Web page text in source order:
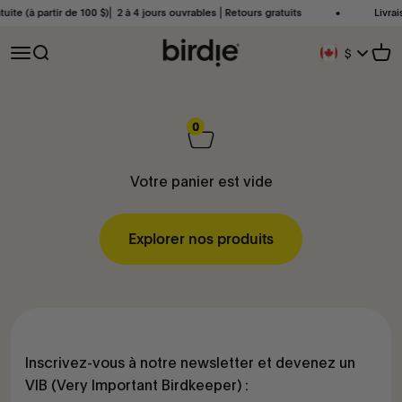
Passer au contenu
(à partir de 100 $)⎜ 2 à 4 jours ouvrables ⎜Retours gratuits
Ouvrir la navigation
Ouvrir la recherche Birdie Scandinavia ApS
Bouton De
$ Voir
0
Votre panier est vide
Explorer nos produits
Inscrivez-vous à notre newsletter et devenez un
VIB (Very Important Birdkeeper) :